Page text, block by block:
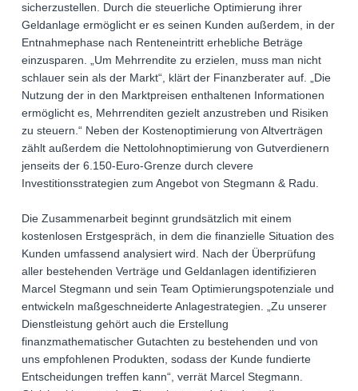
sicherzustellen. Durch die steuerliche Optimierung ihrer
Geldanlage ermöglicht er es seinen Kunden außerdem, in der
Entnahmephase nach Renteneintritt erhebliche Beträge
einzusparen. „Um Mehrrendite zu erzielen, muss man nicht
schlauer sein als der Markt“, klärt der Finanzberater auf. „Die
Nutzung der in den Marktpreisen enthaltenen Informationen
ermöglicht es, Mehrrenditen gezielt anzustreben und Risiken
zu steuern.“ Neben der Kostenoptimierung von Altverträgen
zählt außerdem die Nettolohnoptimierung von Gutverdienern
jenseits der 6.150-Euro-Grenze durch clevere
Investitionsstrategien zum Angebot von Stegmann & Radu.
Die Zusammenarbeit beginnt grundsätzlich mit einem
kostenlosen Erstgespräch, in dem die finanzielle Situation des
Kunden umfassend analysiert wird. Nach der Überprüfung
aller bestehenden Verträge und Geldanlagen identifizieren
Marcel Stegmann und sein Team Optimierungspotenziale und
entwickeln maßgeschneiderte Anlagestrategien. „Zu unserer
Dienstleistung gehört auch die Erstellung
finanzmathematischer Gutachten zu bestehenden und von
uns empfohlenen Produkten, sodass der Kunde fundierte
Entscheidungen treffen kann“, verrät Marcel Stegmann.